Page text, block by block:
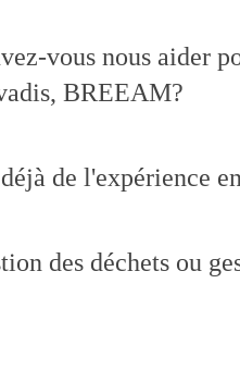
vous nous aider
BREEAM?
de l'expérience
des déchets ou